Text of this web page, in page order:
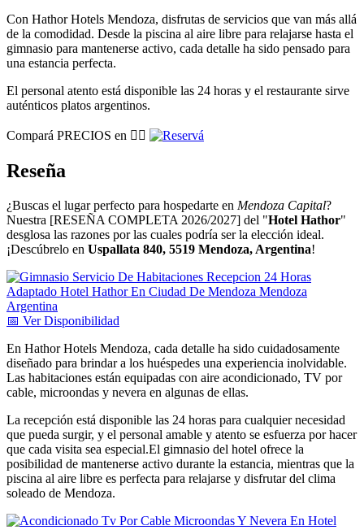
Con Hathor Hotels Mendoza, disfrutas de servicios que van más allá
de la comodidad. Desde la piscina al aire libre para relajarse hasta el
gimnasio para mantenerse activo, cada detalle ha sido pensado para
una estancia perfecta.
El personal atento está disponible las 24 horas y el restaurante sirve
auténticos platos argentinos.
Compará PRECIOS en 👉🏽
Reseña
¿Buscas el lugar perfecto para hospedarte en Mendoza Capital?
Nuestra [RESEÑA COMPLETA 2026/2027] del "Hotel Hathor"
desglosa las razones por las cuales podría ser la elección ideal.
¡Descúbrelo en Uspallata 840, 5519 Mendoza, Argentina!
📅 VerDisponibilidad
En Hathor Hotels Mendoza, cada detalle ha sido cuidadosamente
diseñado para brindar a los huéspedes una experiencia inolvidable.
Las habitaciones están equipadas con aire acondicionado, TV por
cable, microondas y nevera en algunas de ellas.
La recepción está disponible las 24 horas para cualquier necesidad
que pueda surgir, y el personal amable y atento se esfuerza por hacer
que cada visita sea especial.El gimnasio del hotel ofrece la
posibilidad de mantenerse activo durante la estancia, mientras que la
piscina al aire libre es perfecta para relajarse y disfrutar del clima
soleado de Mendoza.